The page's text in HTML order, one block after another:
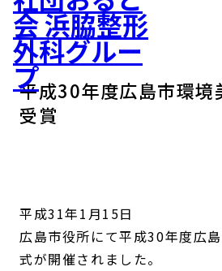
平成30年度広島市環境
受賞
平成31年1月15日
広島市役所にて平成30年度広
式が開催されました。